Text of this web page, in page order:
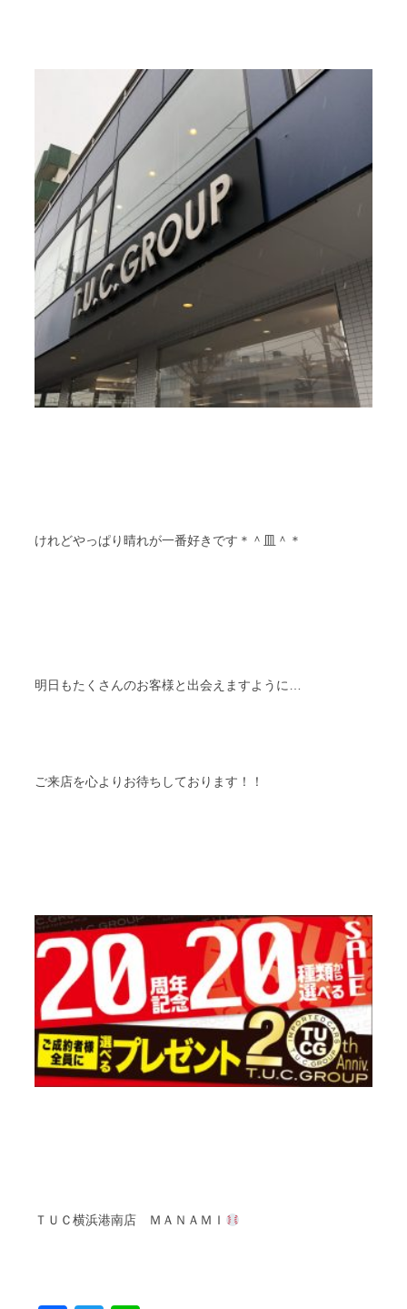
けれどやっぱり晴れが一番好きです＊＾皿＾＊
明日もたくさんのお客様と出会えますように…
ご来店を心よりお待ちしております！！
ＴＵＣ横浜港南店 ＭＡＮＡＭＩ